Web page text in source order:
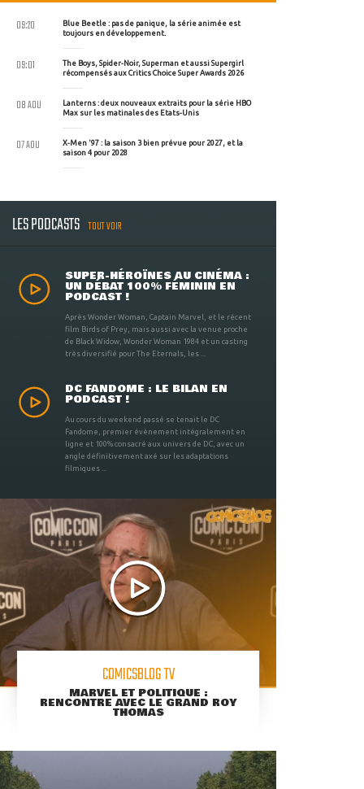
Blue Beetle : pas de panique, la série animée est
toujours en développement.
09:20
The Boys, Spider-Noir, Superman et aussi Supergirl
récompensés aux Critics Choice Super Awards 2026
09:01
Lanterns : deux nouveaux extraits pour la série HBO
Max sur les matinales des Etats-Unis
08 AOU
X-Men '97 : la saison 3 bien prévue pour 2027, et la
saison 4 pour 2028
07 AOU
LES PODCASTS TOUT VOIR
SUPER-HÉROÏNES AU CINÉMA :
UN DÉBAT 100% FÉMININ EN
PODCAST !
Après Wonder Woman, Captain Marvel, et le récent
film Birds of Prey, mais aussi avec la venue proche
de Black Widow, Wonder Woman 1984 et un casting
très diversifié pour The Eternals, les ...
DC FANDOME : LE BILAN EN
PODCAST !
Au cours du weekend passé se tenait le DC
Fandome, premier évènement intégralement en
ligne et 100% consacré aux univers de DC, avec un
angle définitivement axé sur les adaptations
filmiques ...
COMICSBLOG TV
MARVEL ET POLITIQUE :
RENCONTRE AVEC LE GRAND ROY
THOMAS